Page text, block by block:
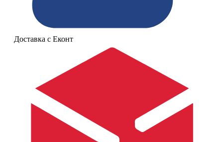
Доставка с Еконт